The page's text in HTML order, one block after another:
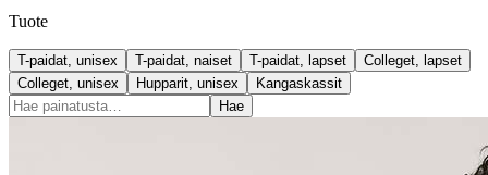
Tuote
T-paidat, unisex T-paidat, naiset T-paidat, lapset
Colleget, lapset
Colleget, unisex
Hupparit, unisex
Kangaskassit
Hae